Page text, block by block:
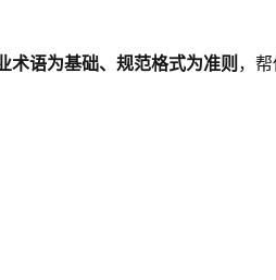
术语为基础、规范格式为准则 ，